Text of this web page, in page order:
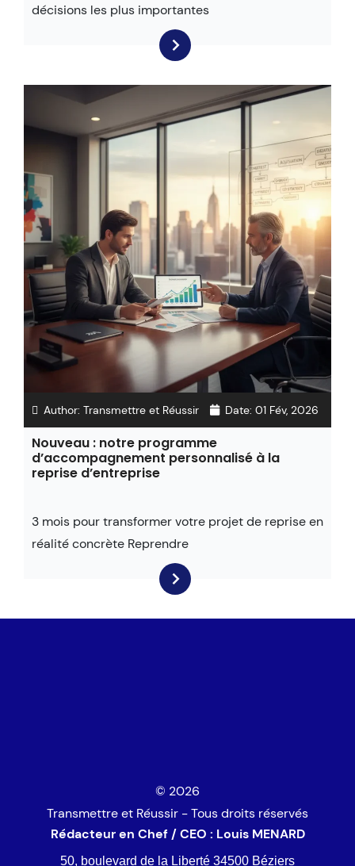
décisions les plus importantes
Author: Transmettre et Réussir Date: 01 Fév, 2026
Nouveau : notre programme
d’accompagnement personnalisé à la
reprise d’entreprise
3 mois pour transformer votre projet de reprise en
réalité concrète Reprendre
© 2026
Transmettre et Réussir - Tous droits réservés
Rédacteur en Chef / CEO : Louis MENARD
50, boulevard de la Liberté 34500 Béziers